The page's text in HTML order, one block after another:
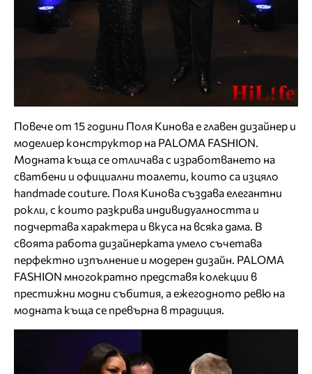
Повече от 15 години Поля Кинова е главен дизайнер и
моделиер конструктор на PALOMA FASHION.
Модната къща се отличава с изработването на
сватбени и официални тоалети, които са изцяло
handmade couture. Поля Кинова създава елегантни
рокли, с които разкрива индивидуалността и
подчертава характера и вкуса на всяка дама. В
своята работа дизайнерката умело съчетава
перфектно изпълнение и модерен дизайн. PALOMA
FASHION многократно представя колекции в
престижни модни събития, а ежегодното ревю на
модната къща се превърна в традиция.